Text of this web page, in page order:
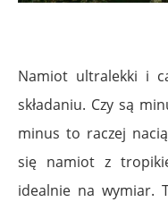
Namiot ultralekki i
składaniu. Czy są
minus to raczej
się namiot z
idealnie na wymiar.